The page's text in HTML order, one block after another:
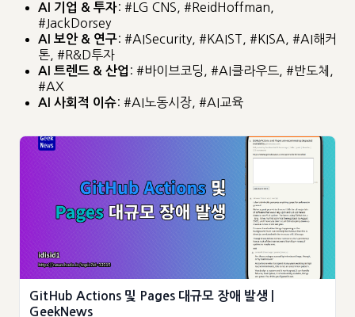
AI 기업 & 투자: #LG CNS, #ReidHoffman,
#JackDorsey
AI 보안 & 연구: #AISecurity, #KAIST, #KISA, #AI해커
톤, #R&D투자
AI 트렌드 & 산업 : #바이브코딩, #AI클라우드, #반도체,
#AX
AI 사회적 이슈: #AI노동시장, #AI교육
GitHub Actions 및 Pages 대규모 장애 발생 |
GeekNews